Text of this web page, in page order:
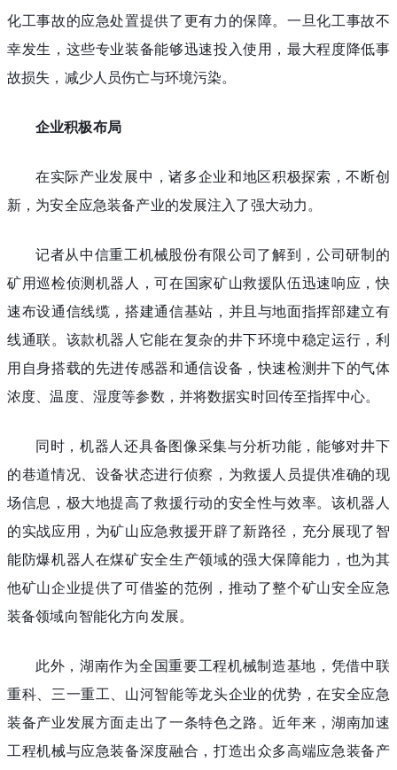
化工事故的应急处置提供了更有力的保障。一旦化工事故不
幸发生，这些专业装备能够迅速投入使用，最大程度降低事
故损失，减少人员伤亡与环境污染。
企业积极布局
在实际产业发展中，诸多企业和地区积极探索，不断创
新，为安全应急装备产业的发展注入了强大动力。
记者从中信重工机械股份有限公司了解到，公司研制的
矿用巡检侦测机器人，可在国家矿山救援队伍迅速响应，快
速布设通信线缆，搭建通信基站，并且与地面指挥部建立有
线通联。该款机器人它能在复杂的井下环境中稳定运行，利
用自身搭载的先进传感器和通信设备，快速检测井下的气体
浓度、温度、湿度等参数，并将数据实时回传至指挥中心。
同时，机器人还具备图像采集与分析功能，能够对井下
的巷道情况、设备状态进行侦察，为救援人员提供准确的现
场信息，极大地提高了救援行动的安全性与效率。该机器人
的实战应用，为矿山应急救援开辟了新路径，充分展现了智
能防爆机器人在煤矿安全生产领域的强大保障能力，也为其
他矿山企业提供了可借鉴的范例，推动了整个矿山安全应急
装备领域向智能化方向发展。
此外，湖南作为全国重要工程机械制造基地，凭借中联
重科、三一重工、山河智能等龙头企业的优势，在安全应急
装备产业发展方面走出了一条特色之路。近年来，湖南加速
工程机械与应急装备深度融合，打造出众多高端应急装备产